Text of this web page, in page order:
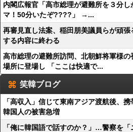
内閣広報官「高市総理が避難所を３分
マ！50分いたぞ????」 →...
再審見直し法案、稲田朋美議員らが頑
する内容に終わる
高市総理の避難所訪問、北朝鮮将軍様
場所に登場し 「ここは快適で...
笑韓ブログ
「高収入」信じて東南アジア渡航後、
韓国人の被害急増
「俺に韓国語で話すのか？」…警察を